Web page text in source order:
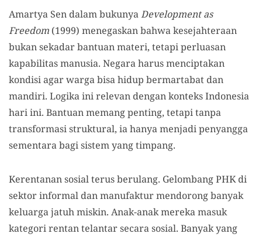
Amartya Sen dalam bukunyaDevelopment as
Freedom (1999) menegaskan bahwa kesejahteraan
bukan sekadar bantuan materi, tetapi perluasan
kapabilitas manusia. Negara harus menciptakan
kondisi agar warga bisa hidup bermartabat dan
mandiri. Logika ini relevan dengan konteks Indonesia
hari ini. Bantuan memang penting, tetapi tanpa
transformasi struktural, ia hanya menjadi penyangga
sementara bagi sistem yang timpang.
Kerentanan sosial terus berulang. Gelombang PHK di
sektor informal dan manufaktur mendorong banyak
keluarga jatuh miskin. Anak-anak mereka masuk
kategori rentan telantar secara sosial. Banyak yang